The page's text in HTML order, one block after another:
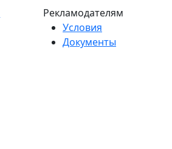
Рекламодателям
Условия
Документы